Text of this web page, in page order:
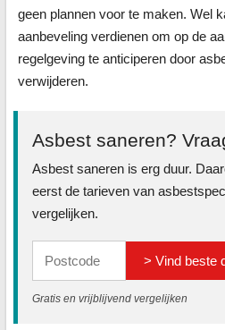
geen plannen voor te maken. Wel
aanbeveling verdienen om op de
regelgeving te anticiperen door
verwijderen.
Asbest saneren?
Asbest saneren is erg duur.
eerst de tarieven van
vergelijken.
> Vind beste
Gratis en vrijblijvend vergelijken